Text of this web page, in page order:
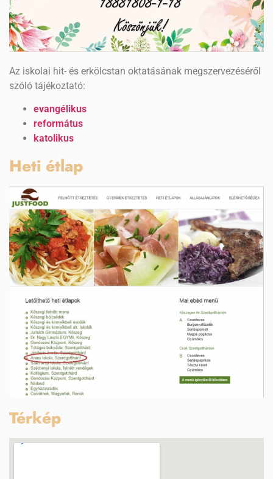
Az iskolai hit- és erkölcstan oktatásának megszervezéséről
szóló tájékoztató:
evangélikus
református
katolikus
Heti étlap
Térkép